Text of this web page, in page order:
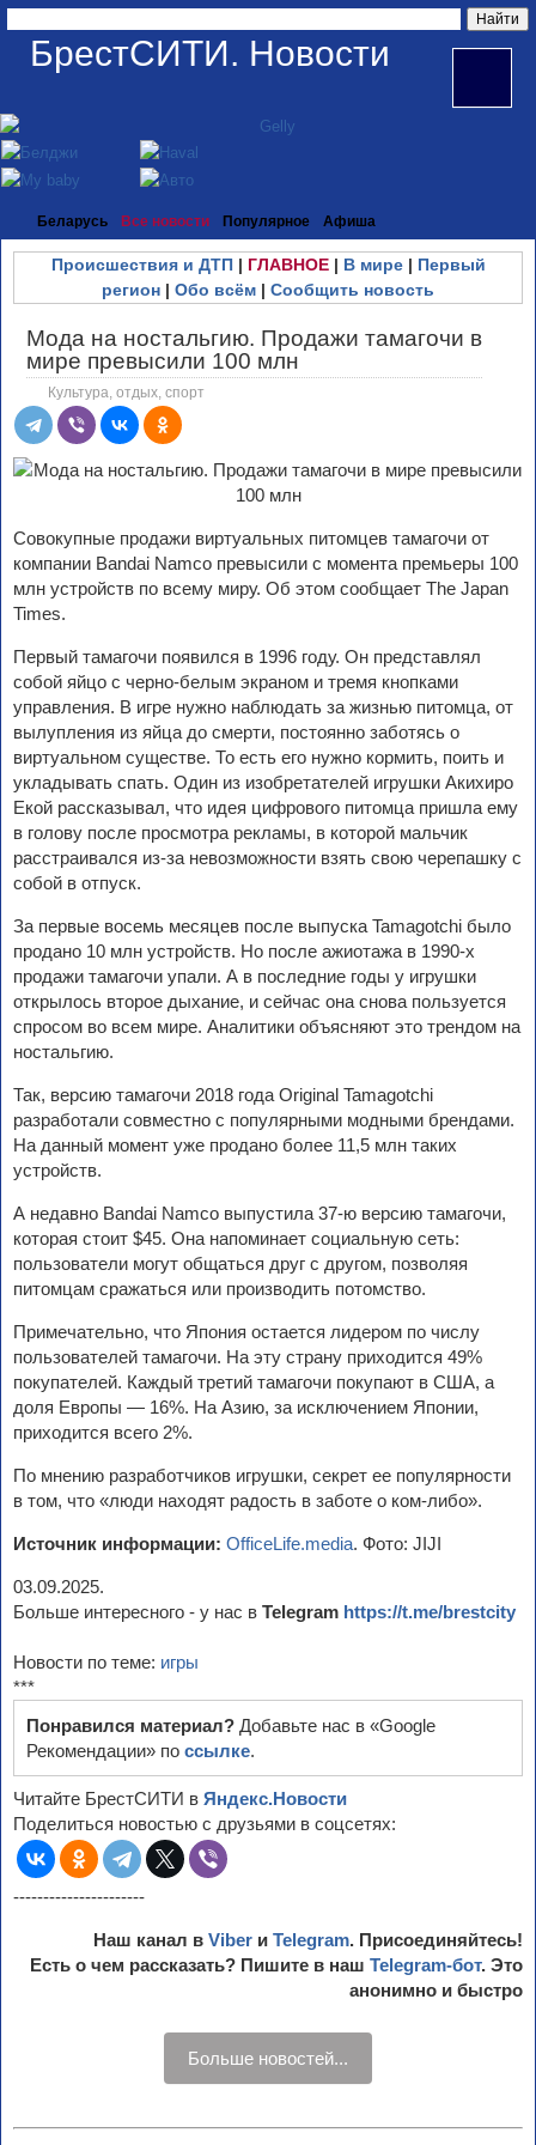
БрестСИТИ. Новости
Беларусь Все новости Популярное Афиша
Происшествия и ДТП| ГЛАВНОЕ| В мире| Первый
регион | Обо всём | Сообщить новость
Мода на ностальгию. Продажи тамагочи в
мире превысили 100 млн
Культура, отдых, спорт
Совокупные продажи виртуальных питомцев тамагочи от
компании Bandai Namco превысили с момента премьеры 100
млн устройств по всему миру. Об этом сообщает The Japan
Times.
Первый тамагочи появился в 1996 году. Он представлял
собой яйцо с черно-белым экраном и тремя кнопками
управления. В игре нужно наблюдать за жизнью питомца, от
вылупления из яйца до смерти, постоянно заботясь о
виртуальном существе. То есть его нужно кормить, поить и
укладывать спать. Один из изобретателей игрушки Акихиро
Екой рассказывал, что идея цифрового питомца пришла ему
в голову после просмотра рекламы, в которой мальчик
расстраивался из-за невозможности взять свою черепашку с
собой в отпуск.
За первые восемь месяцев после выпуска Tamagotchi было
продано 10 млн устройств. Но после ажиотажа в 1990-х
продажи тамагочи упали. А в последние годы у игрушки
открылось второе дыхание, и сейчас она снова пользуется
спросом во всем мире. Аналитики объясняют это трендом на
ностальгию.
Так, версию тамагочи 2018 года Original Tamagotchi
разработали совместно с популярными модными брендами.
На данный момент уже продано более 11,5 млн таких
устройств.
А недавно Bandai Namco выпустила 37-ю версию тамагочи,
которая стоит $45. Она напоминает социальную сеть:
пользователи могут общаться друг с другом, позволяя
питомцам сражаться или производить потомство.
Примечательно, что Япония остается лидером по числу
пользователей тамагочи. На эту страну приходится 49%
покупателей. Каждый третий тамагочи покупают в США, а
доля Европы — 16%. На Азию, за исключением Японии,
приходится всего 2%.
По мнению разработчиков игрушки, секрет ее популярности
в том, что «люди находят радость в заботе о ком-либо».
Источник информации: OfficeLife.media. Фото: JIJI
03.09.2025.
Больше интересного - у нас в Telegram https://t.me/brestcity
Новости по теме: игры
***
Понравился материал? Добавьте нас в «Google
Рекомендации» по ссылке.
Читайте БрестСИТИ в Яндекс.Новости
Поделиться новостью с друзьями в соцсетях:
----------------------
Наш канал в Viber и Telegram. Присоединяйтесь!
Есть о чем рассказать? Пишите в наш Telegram-бот. Это
анонимно и быстро
Больше новостей...